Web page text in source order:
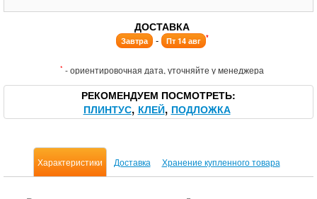
ДОСТАВКА
Завтра - Пт 14 авг *
* - ориентировочная дата, уточняйте у менеджера
РЕКОМЕНДУЕМ ПОСМОТРЕТЬ
ПЛИНТУС КЛЕЙ ПОДЛОЖКА
Характеристики Доставка Хранение купленного товара